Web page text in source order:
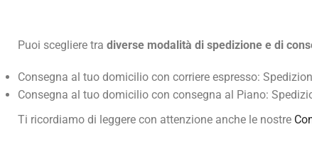
Puoi scegliere tra diverse modalità di spedizione e di
Consegna al tuo domicilio con corriere espresso:
Consegna al tuo domicilio con consegna al Piano:
Ti ricordiamo di leggere con attenzione anche le nostre